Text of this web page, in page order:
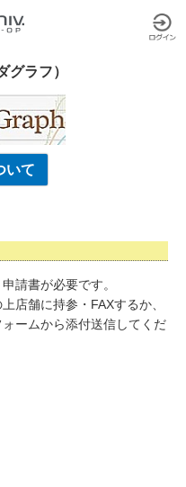
ラフ）
いて
請書が必要です。
店舗に持参・FAXするか、
ームから添付送信してくだ